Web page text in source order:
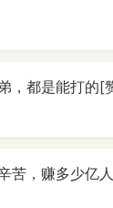
，都是能打的[
苦，赚多少亿